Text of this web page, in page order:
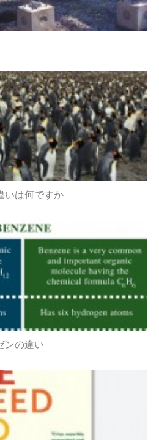
いは何ですか
ンの違い